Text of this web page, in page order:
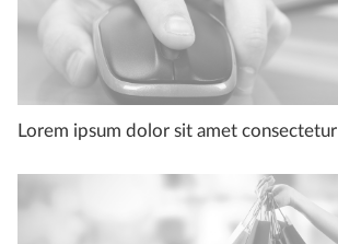
Lorem ipsum dolor sit amet consectetur